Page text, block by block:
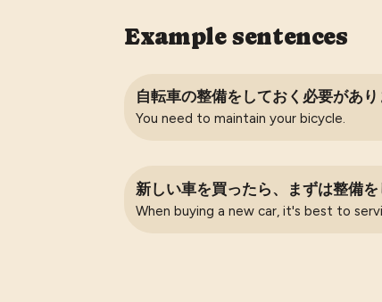
Example sentences
自転車の整備をしておく必要があり
You need to maintain your bicycle.
新しい車を買ったら、まずは整備を
When buying a new car, it's best to